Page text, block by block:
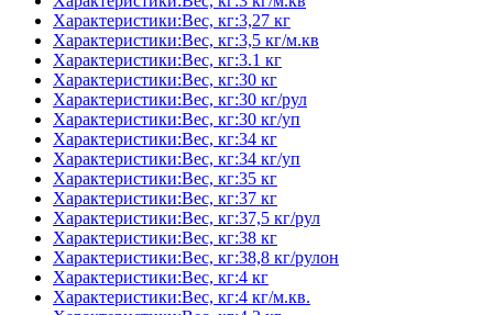
Характеристики:Вес, кг:3,27 кг
Характеристики:Вес, кг:3,5 кг/м.кв
Характеристики:Вес, кг:3.1 кг
Характеристики:Вес, кг:30 кг
Характеристики:Вес, кг:30 кг/рул
Характеристики:Вес, кг:30 кг/уп
Характеристики:Вес, кг:34 кг
Характеристики:Вес, кг:34 кг/уп
Характеристики:Вес, кг:35 кг
Характеристики:Вес, кг:37 кг
Характеристики:Вес, кг:37,5 кг/рул
Характеристики:Вес, кг:38 кг
Характеристики:Вес, кг:38,8 кг/рулон
Характеристики:Вес, кг:4 кг
Характеристики:Вес, кг:4 кг/м.кв.